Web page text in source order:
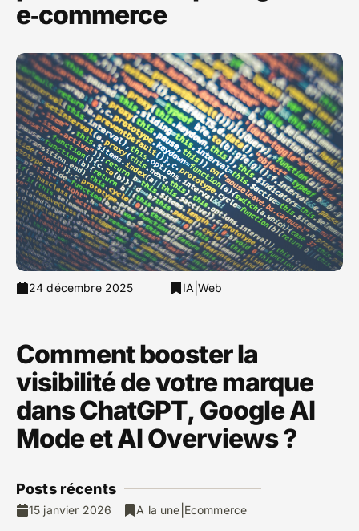
e‑commerce
24 décembre 2025 IA|Web
Comment booster la
visibilité de votre marque
dans ChatGPT, Google AI
Mode et AI Overviews ?
Posts récents
15 janvier 2026 A la une Ecommerce